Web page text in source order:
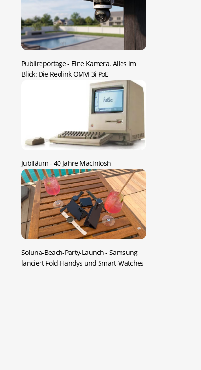
Publireportage - Eine Kamera. Alles im
Blick: Die Reolink OMVI 3i PoE
Jubiläum - 40 Jahre Macintosh
Soluna-Beach-Party-Launch -Samsung
lanciert Fold-Handys und Smart-Watches